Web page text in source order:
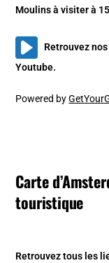
Moulins à visiter à
Retrouvez
Youtube.
Powered by
Carte
touristique
Retrouvez tous les